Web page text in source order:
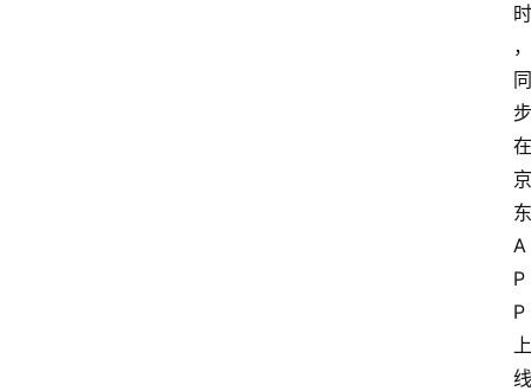
时
，
同
步
在
京
东
A
P
P
上
线